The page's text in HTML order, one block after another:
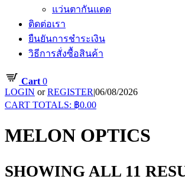
แว่นตากันแดด
ติดต่อเรา
ยืนยันการชำระเงิน
วิธีการสั่งซื้อสินค้า
Cart 0
LOGIN orREGISTER|06/08/2026
CART TOTALS: ฿0.00
MELON OPTICS
SHOWING ALL 11